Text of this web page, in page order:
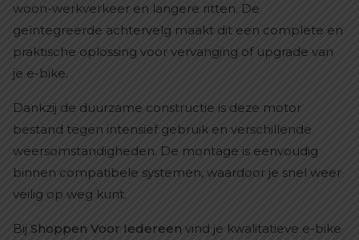
woon-werkverkeer en langere ritten. De
geïntegreerde achtervelg maakt dit een complete en
praktische oplossing voor vervanging of upgrade van
je e-bike.
Dankzij de duurzame constructie is deze motor
bestand tegen intensief gebruik en verschillende
weersomstandigheden. De montage is eenvoudig
binnen compatibele systemen, waardoor je snel weer
veilig op weg kunt.
Bij Shoppen Voor Iedereen vind je kwalitatieve e-bike